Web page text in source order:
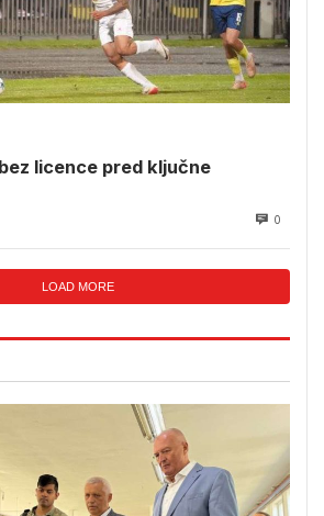
licence pred ključne
0
LOAD MORE